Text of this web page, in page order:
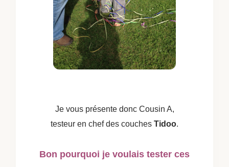
Je vous présente donc Cousin A,
testeur en chef des couches Tidoo.
Bon pourquoi je voulais tester ces